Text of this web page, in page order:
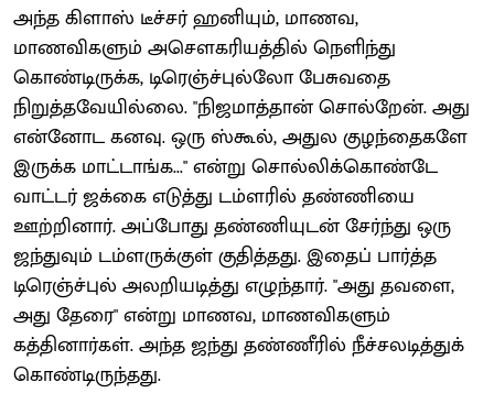
அந்த கிளாஸ் டீச்சர் ஹனியும், மாணவ,
மாணவிகளும் அசௌகரியத்தில் நெளிந்து
கொண்டிருக்க, டிரெஞ்ச்புல்லோ பேசுவதை
நிறுத்தவேயில்லை. "நிஜமாத்தான் சொல்றேன். அது
என்னோட கனவு. ஒரு ஸ்கூல், அதுல குழந்தைகளே
இருக்க மாட்டாங்க..." என்று சொல்லிக்கொண்டே
வாட்டர் ஜக்கை எடுத்து டம்ளரில் தண்ணியை
ஊற்றினார். அப்போது தண்ணியுடன் சேர்ந்து ஒரு
ஜந்துவும் டம்ளருக்குள் குதித்தது. இதைப் பார்த்த
டிரெஞ்ச்புல் அலறியடித்து எழுந்தார். "அது தவளை,
அது தேரை" என்று மாணவ, மாணவிகளும்
கத்தினார்கள். அந்த ஜந்து தண்ணீரில் நீச்சலடித்துக்
கொண்டிருந்தது.